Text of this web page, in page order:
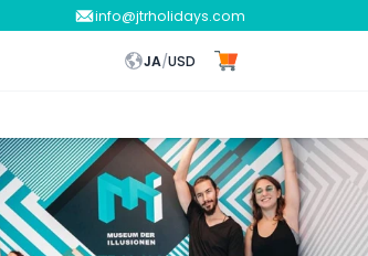
info@jtrholidays.com
JA/USD